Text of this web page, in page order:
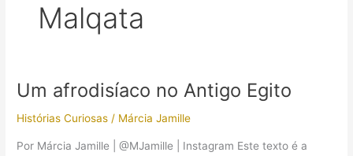
Malqata
Um afrodisíaco no Antigo Egito
Histórias Curiosas / Márcia Jamille
Por Márcia Jamille | @MJamille | Instagram Este texto é a